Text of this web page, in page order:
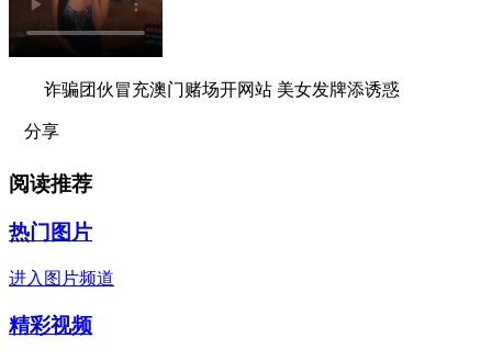
诈骗团伙冒充澳门赌场开网站 美女发牌添诱惑
分享
阅读推荐
热门图片
进入图片频道
精彩视频